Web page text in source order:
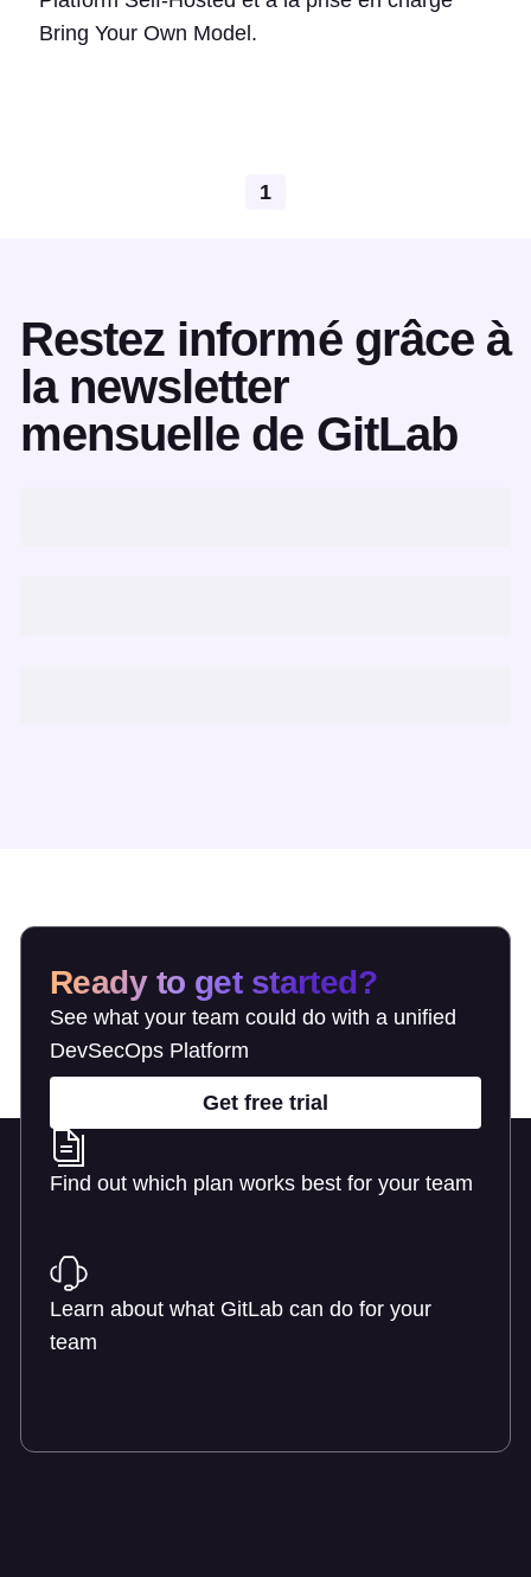
Bring Your Own Model.
1
Restez informé grâce à
la newsletter
mensuelle de GitLab
Ready to get started?
See what your team could do with a unified
DevSecOps Platform
Get free trial
Find out which plan works best for your team
Learn about what GitLab can do for your
team